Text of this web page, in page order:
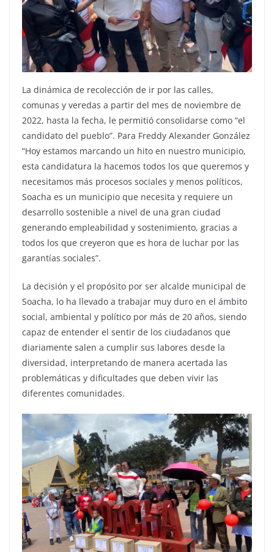
La dinámica de recolección de ir por las calles,
comunas y veredas a partir del mes de noviembre de
2022, hasta la fecha, le permitió consolidarse como “el
candidato del pueblo”. Para Freddy Alexander González
“Hoy estamos marcando un hito en nuestro municipio,
esta candidatura la hacemos todos los que queremos y
necesitamos más procesos sociales y menos políticos,
Soacha es un municipio que necesita y requiere un
desarrollo sostenible a nivel de una gran ciudad
generando empleabilidad y sostenimiento, gracias a
todos los que creyeron que es hora de luchar por las
garantías sociales”.
La decisión y el propósito por ser alcalde municipal de
Soacha, lo ha llevado a trabajar muy duro en el ámbito
social, ambiental y político por más de 20 años, siendo
capaz de entender el sentir de los ciudadanos que
diariamente salen a cumplir sus labores desde la
diversidad, interpretando de manera acertada las
problemáticas y dificultades que deben vivir las
diferentes comunidades.